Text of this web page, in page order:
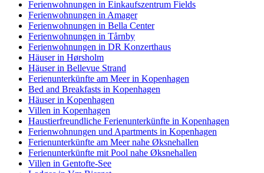
Ferienwohnungen in Einkaufszentrum Fields
Ferienwohnungen in Amager
Ferienwohnungen in Bella Center
Ferienwohnungen in Tårnby
Ferienwohnungen in DR Konzerthaus
Häuser in Hørsholm
Häuser in Bellevue Strand
Ferienunterkünfte am Meer in Kopenhagen
Bed and Breakfasts in Kopenhagen
Häuser in Kopenhagen
Villen in Kopenhagen
Haustierfreundliche Ferienunterkünfte in Kopenhagen
Ferienwohnungen und Apartments in Kopenhagen
Ferienunterkünfte am Meer nahe Øksnehallen
Ferienunterkünfte mit Pool nahe Øksnehallen
Villen in Gentofte-See